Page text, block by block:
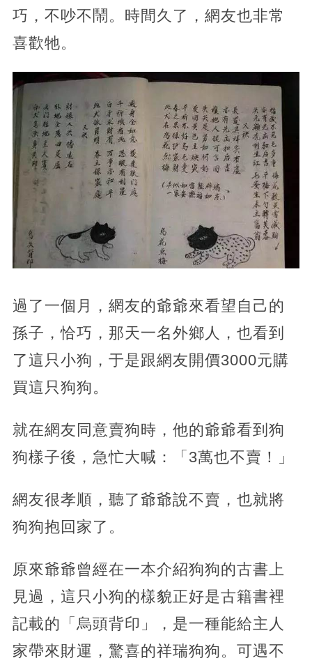
巧，不吵不鬧。時間久了，網友也非常
喜歡牠。
過了一個月，網友的爺爺來看望自己的
孫子，恰巧，那天一名外鄉人，也看到
了這只小狗，于是跟網友開價3000元購
買這只狗狗。
就在網友同意賣狗時，他的爺爺看到狗
狗樣子後，急忙大喊：「3萬也不賣！」
網友很孝順，聽了爺爺說不賣，也就將
狗狗抱回家了。
原來爺爺曾經在一本介紹狗狗的古書上
見過，這只小狗的樣貌正好是古籍書裡
記載的「烏頭背印」，是一種能給主人
家帶來財運，驚喜的祥瑞狗狗。可遇不